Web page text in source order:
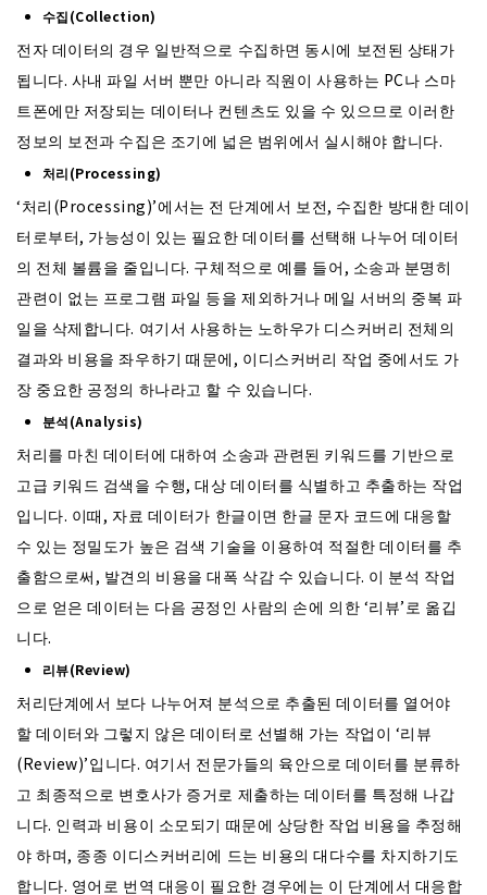
수집(Collection)
전자 데이터의 경우 일반적으로 수집하면 동시에 보전된 상태가
됩니다. 사내 파일 서버 뿐만 아니라 직원이 사용하는 PC나 스마
트폰에만 저장되는 데이터나 컨텐츠도 있을 수 있으므로 이러한
정보의 보전과 수집은 조기에 넓은 범위에서 실시해야 합니다.
처리(Processing)
‘처리(Processing)’에서는 전 단계에서 보전, 수집한 방대한 데이
터로부터, 가능성이 있는 필요한 데이터를 선택해 나누어 데이터
의 전체 볼륨을 줄입니다. 구체적으로 예를 들어, 소송과 분명히
관련이 없는 프로그램 파일 등을 제외하거나 메일 서버의 중복 파
일을 삭제합니다. 여기서 사용하는 노하우가 디스커버리 전체의
결과와 비용을 좌우하기 때문에, 이디스커버리 작업 중에서도 가
장 중요한 공정의 하나라고 할 수 있습니다.
분석(Analysis)
처리를 마친 데이터에 대하여 소송과 관련된 키워드를 기반으로
고급 키워드 검색을 수행, 대상 데이터를 식별하고 추출하는 작업
입니다. 이때, 자료 데이터가 한글이면 한글 문자 코드에 대응할
수 있는 정밀도가 높은 검색 기술을 이용하여 적절한 데이터를 추
출함으로써, 발견의 비용을 대폭 삭감 수 있습니다. 이 분석 작업
으로 얻은 데이터는 다음 공정인 사람의 손에 의한 ‘리뷰’로 옮깁
니다.
리뷰(Review)
처리단계에서 보다 나누어져 분석으로 추출된 데이터를 열어야
할 데이터와 그렇지 않은 데이터로 선별해 가는 작업이 ‘리뷰
(Review)’입니다. 여기서 전문가들의 육안으로 데이터를 분류하
고 최종적으로 변호사가 증거로 제출하는 데이터를 특정해 나갑
니다. 인력과 비용이 소모되기 때문에 상당한 작업 비용을 추정해
야 하며, 종종 이디스커버리에 드는 비용의 대다수를 차지하기도
합니다. 영어로 번역 대응이 필요한 경우에는 이 단계에서 대응합